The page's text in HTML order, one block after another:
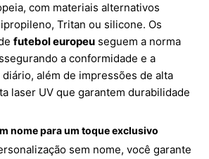
com materiais alternativos
Tritan ou silicone. Os
futebol europeu seguem a norma
a conformidade e a
além de impressões de alta
laser UV que garantem durabilidade
nome para um toque exclusivo
sem nome, você garante